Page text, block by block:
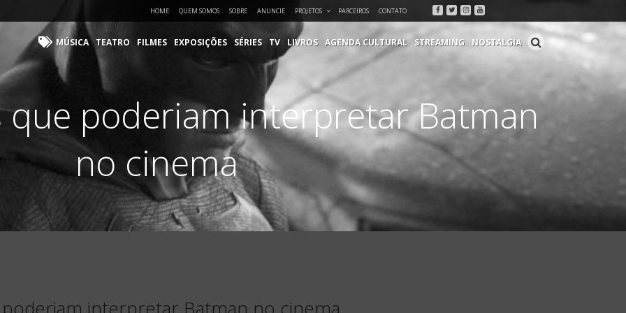
HOME QUEM SOMOS SOBRE ANUNCIE PROJETOS PARCEIROS CONTATO Facebook
Twitter
Instagram
Youtube
MÚSICA TEATRO FILMES EXPOSIÇÕES SÉRIES TV LIVROS AGENDA CULTURAL STREAMING NOSTALGIA
que poderiam interpretar Batman
no cinema
interpretar Batman no cinema